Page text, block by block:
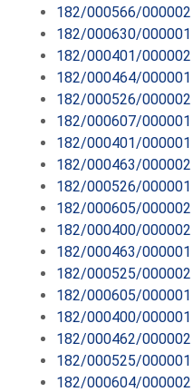
182/000566/000002
182/000630/000001
182/000401/000002
182/000464/000001
182/000526/000002
182/000607/000001
182/000401/000001
182/000463/000002
182/000526/000001
182/000605/000002
182/000400/000002
182/000463/000001
182/000525/000002
182/000605/000001
182/000400/000001
182/000462/000002
182/000525/000001
182/000604/000002